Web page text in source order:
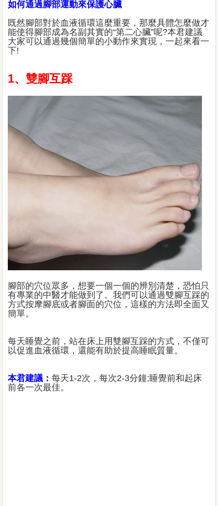
如何通過腳部運動來保護心臟
既然腳部對於血液循環這麼重要，那麼具體怎麼做才
能使得腳部成為名副其實的“第二心臟”呢?本君建議
大家可以通過幾個簡單的小動作來實現，一起來看一
下!
1、雙腳互踩
腳部的穴位眾多，想要一個一個的辨別清楚，恐怕只
有專業的中醫才能做到了。我們可以通過雙腳互踩的
方式按摩腳底或者腳面的穴位，這樣的方法即全面又
簡單。
每天睡覺之前，站在床上用雙腳互踩的方式，不僅可
以促進血液循環，還能有助於提高睡眠質量。
本君建議： 每天1-2次，每次2-3分鐘;睡覺前和起床
前各一次最佳。